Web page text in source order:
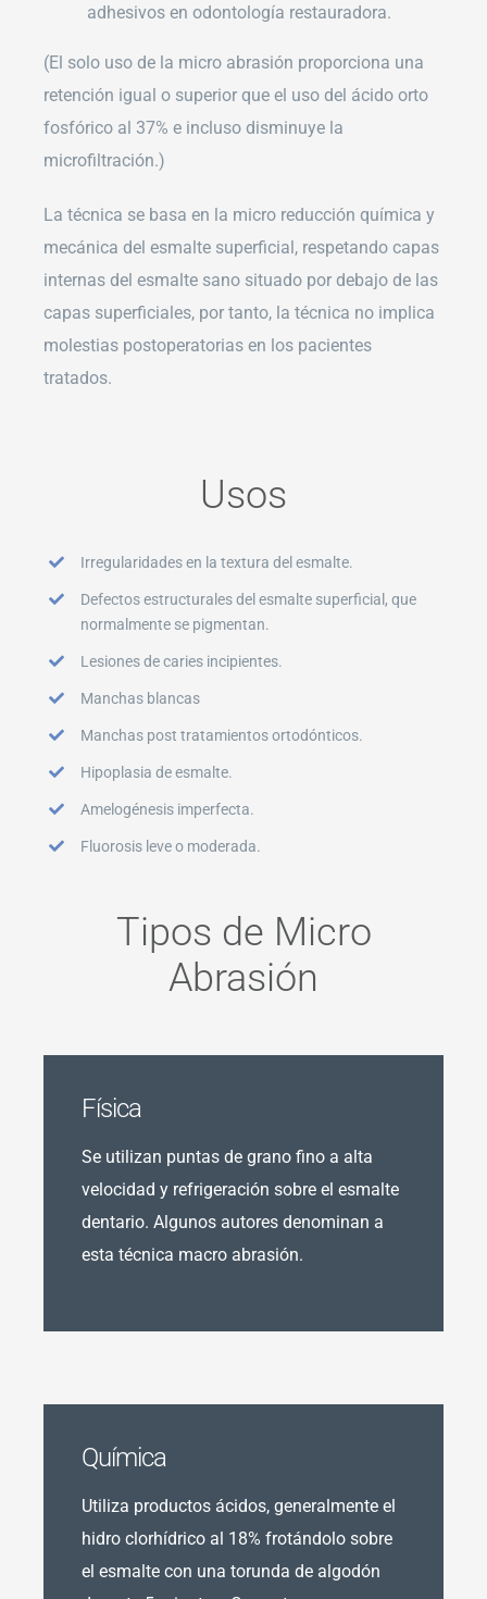
adhesivos en odontología restauradora.
(El solo uso de la micro abrasión proporciona una
retención igual o superior que el uso del ácido orto
fosfórico al 37% e incluso disminuye la
microfiltración.)
La técnica se basa en la micro reducción química y
mecánica del esmalte superficial, respetando capas
internas del esmalte sano situado por debajo de las
capas superficiales, por tanto, la técnica no implica
molestias postoperatorias en los pacientes
tratados.
Usos
Irregularidades en la textura del esmalte.
Defectos estructurales del esmalte superficial, que
normalmente se pigmentan.
Lesiones de caries incipientes.
Manchas blancas
Manchas post tratamientos ortodónticos.
Hipoplasia de esmalte.
Amelogénesis imperfecta.
Fluorosis leve o moderada.
Tipos de Micro
Abrasión
Física
Se utilizan puntas de grano fino a alta
velocidad y refrigeración sobre el esmalte
dentario. Algunos autores denominan a
esta técnica macro abrasión.
Química
Utiliza productos ácidos, generalmente el
hidro clorhídrico al 18% frotándolo sobre
el esmalte con una torunda de algodón